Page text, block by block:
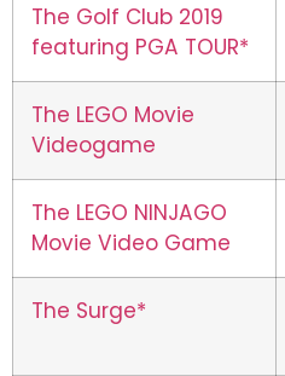
The Golf Club 2019
featuring PGA TOUR*
The LEGO Movie
Videogame
The LEGO NINJAGO
Movie Video Game
The Surge*